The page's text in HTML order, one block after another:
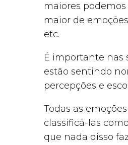
maiores
maior de
etc.
É importante nas
estão sentindo
percepções e
Todas as
classificá-las
que nada disso